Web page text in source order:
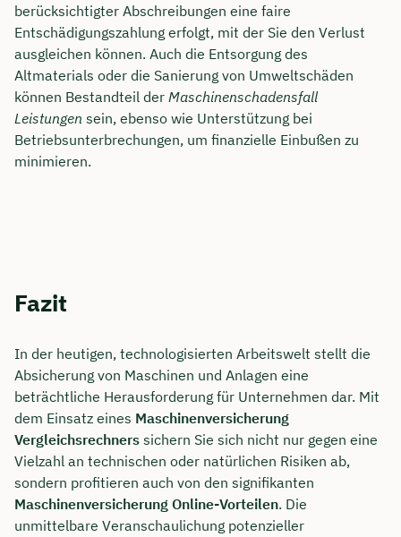
berücksichtigter Abschreibungen eine faire
Entschädigungszahlung erfolgt, mit der Sie den Verlust
ausgleichen können. Auch die Entsorgung des
Altmaterials oder die Sanierung von Umweltschäden
können Bestandteil der Maschinenschadensfall
Leistungen sein, ebenso wie Unterstützung bei
Betriebsunterbrechungen, um finanzielle Einbußen zu
minimieren.
Fazit
In der heutigen, technologisierten Arbeitswelt stellt die
Absicherung von Maschinen und Anlagen eine
beträchtliche Herausforderung für Unternehmen dar. Mit
dem Einsatz eines Maschinenversicherung
Vergleichsrechners sichern Sie sich nicht nur gegen eine
Vielzahl an technischen oder natürlichen Risiken ab,
sondern profitieren auch von den signifikanten
Maschinenversicherung Online-Vorteilen. Die
unmittelbare Veranschaulichung potenzieller